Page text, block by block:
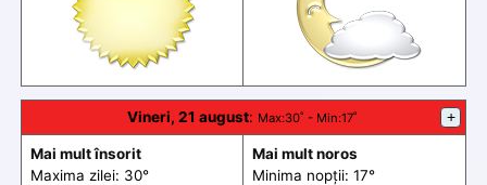
Vineri, 21 august: Max:30˚ - Min:17˚ +
Mai mult însorit
Maxima zilei: 30°
Mai mult noros
Minima nopții: 17°